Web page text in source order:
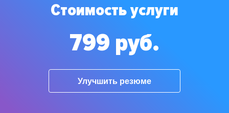
Стоимость услуги
799 руб.
Улучшить резюме